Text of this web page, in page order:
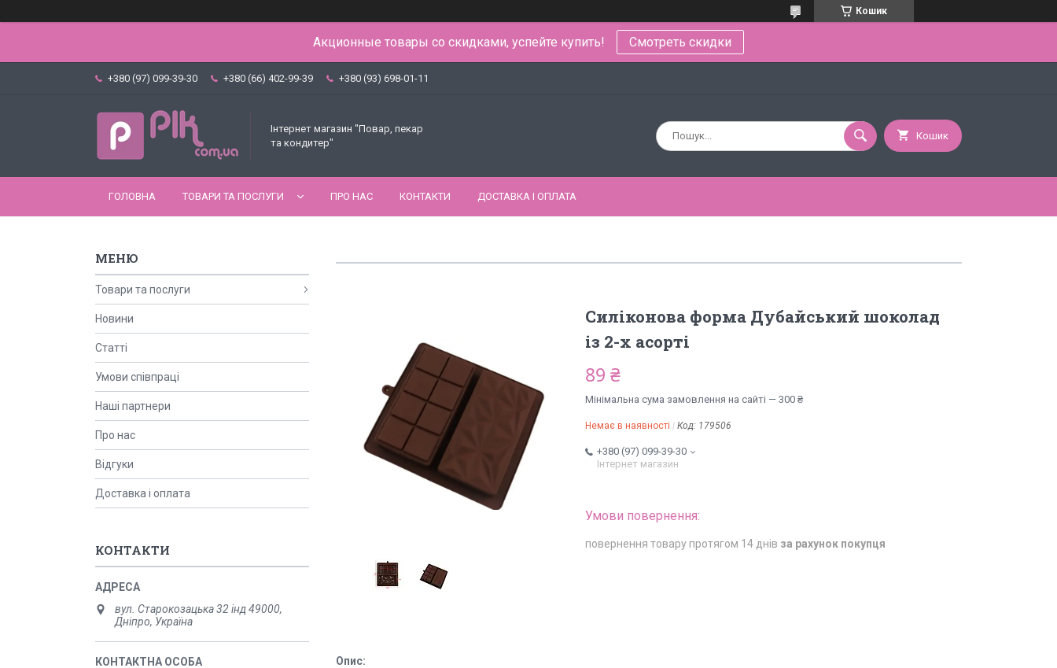
Кошик
Акционные товары со скидками, успейте купить! Смотреть скидки
+380 (97) 099-39-30 +380 (66) 402-99-39 +380 (93) 698-01-11
Інтернет магазин "Повар, пекар
та кондитер"
Кошик
ГОЛОВНА ТОВАРИ ТА ПОСЛУГИ ПРО НАС КОНТАКТИ ДОСТАВКА І ОПЛАТА
Силіконова форма Дубайський шоколад
із 2-х асорті
89 ₴
Мінімальна сума замовлення на сайті — 300 ₴
Немає в наявності Код: 179506
+380 (97) 099-39-30
Інтернет магазин
повернення товару протягом 14 днів за рахунок покупця
Опис:
Товари та послуги
Новини
Статті
Умови співпраці
Наші партнери
Про нас
Відгуки
Доставка і оплата
КОНТАКТИ
вул. Старокозацька 32 інд 49000,
Дніпро, Україна